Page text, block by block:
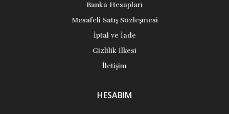
Banka Hesapları
Mesafeli Satış Sözleşmesi
İptal ve İade
Gizlilik İlkesi
İletişim
HESABIM